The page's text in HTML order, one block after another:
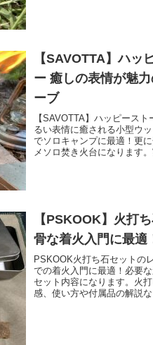
【SAVOTTA】ハッ
ー 癒しの表情が魅
ーブ
【SAVOTTA】ハッピース
るい表情に癒される小型ウ
でソロキャンプに最適！更
メソロ焚き火台になります
【PSKOOK】火打
骨な着火入門に最適
PSKOOK火打ち石セットの
での着火入門に最適！必要
セット内容になります。火
感、使い方や付属品の解説